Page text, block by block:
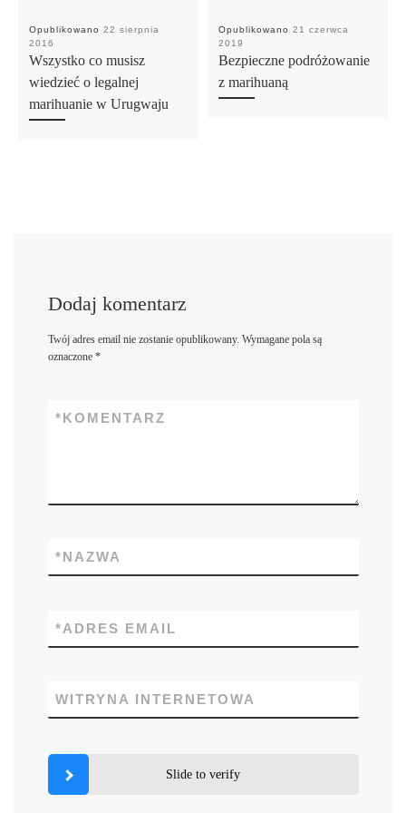
Opublikowano 22 sierpnia
2016
Wszystko co musisz
wiedzieć o legalnej
marihuanie w Urugwaju
Opublikowano 21 czerwca
2019
Bezpieczne podróżowanie
z marihuaną
Dodaj komentarz
Twój adres email nie zostanie opublikowany. Wymagane pola są
oznaczone *
KOMENTARZ
*
NAZWA
*
ADRES EMAIL
*
WITRYNA INTERNETOWA
Slide to verify